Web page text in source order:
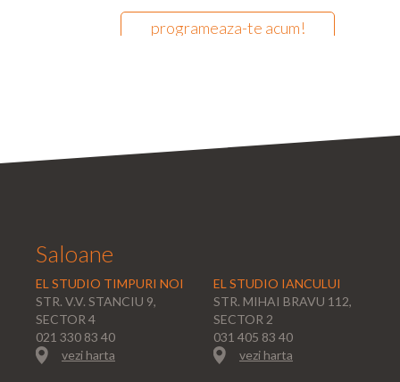
programeaza-te acum!
Saloane
EL STUDIO TIMPURI NOI
STR. V.V. STANCIU 9,
SECTOR 4
021 330 83 40
vezi harta
EL STUDIO IANCULUI
STR. MIHAI BRAVU 112,
SECTOR 2
031 405 83 40
vezi harta